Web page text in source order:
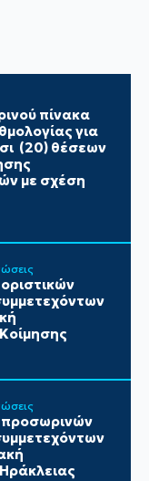
πίνακα
για
(20) θέσεων
με σχέση